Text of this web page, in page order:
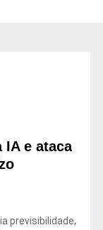
IA e ataca
previsibilidade,